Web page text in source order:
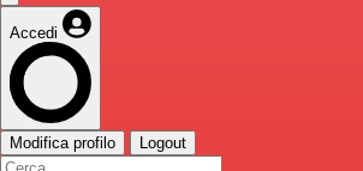
Accedi
Modifica profilo Logout